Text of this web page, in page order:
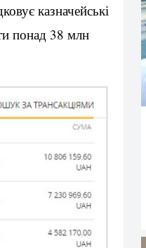
казначейські
понад 38 млн